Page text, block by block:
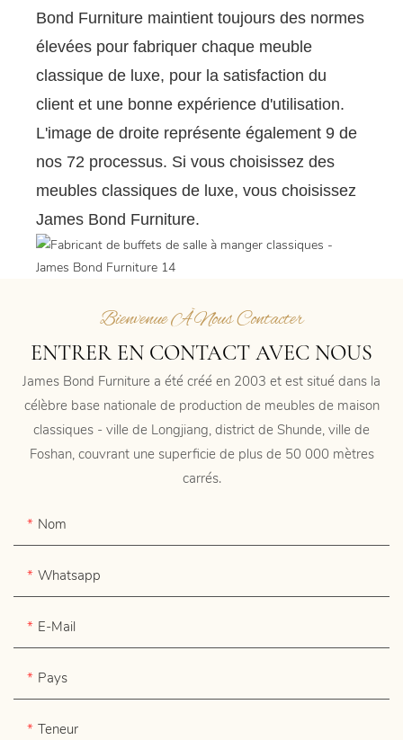
Bond Furniture maintient toujours des normes
élevées pour fabriquer chaque meuble
classique de luxe, pour la satisfaction du
client et une bonne expérience d'utilisation.
L'image de droite représente également 9 de
nos 72 processus. Si vous choisissez des
meubles classiques de luxe, vous choisissez
James Bond Furniture.
Bienvenue À Nous Contacter
ENTRER EN CONTACT AVEC NOUS
James Bond Furniture a été créé en 2003 et est situé dans la
célèbre base nationale de production de meubles de maison
classiques - ville de Longjiang, district de Shunde, ville de
Foshan, couvrant une superficie de plus de 50 000 mètres
carrés.
Nom
Whatsapp
E-Mail
Pays
Teneur